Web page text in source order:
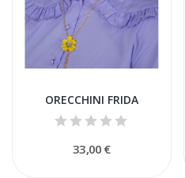
ORECCHINI FRIDA
33,00 €